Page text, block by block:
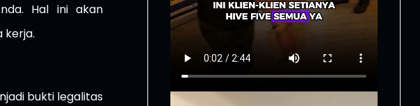
Hal ini akan
kerja.
bukti legalitas